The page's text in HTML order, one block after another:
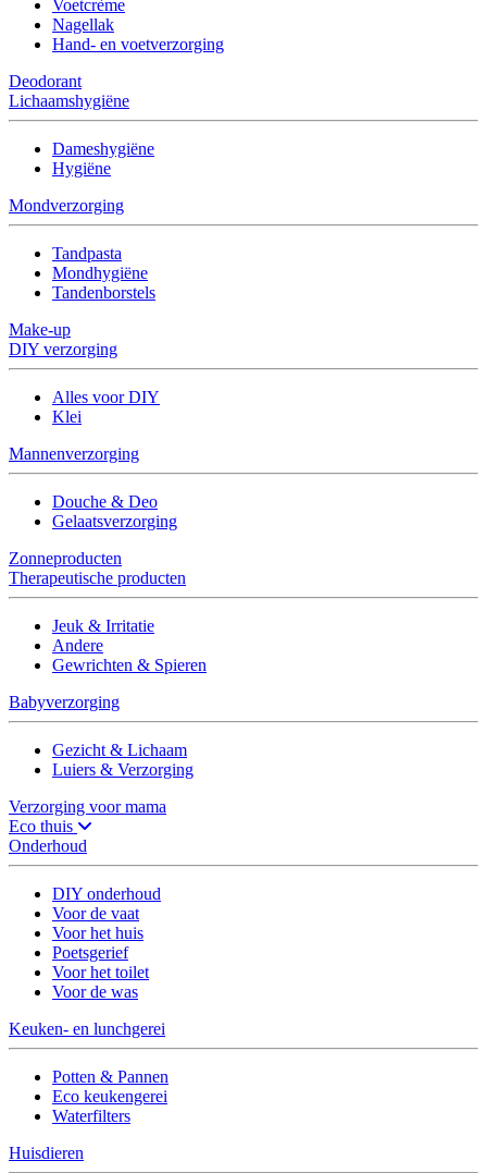
Voetcrème
Nagellak
Hand- en voetverzorging
Deodorant
Lichaamshygiëne
Dameshygiëne
Hygiëne
Mondverzorging
Tandpasta
Mondhygiëne
Tandenborstels
Make-up
DIY verzorging
Alles voor DIY
Klei
Mannenverzorging
Douche & Deo
Gelaatsverzorging
Zonneproducten
Therapeutische producten
Jeuk & Irritatie
Andere
Gewrichten & Spieren
Babyverzorging
Gezicht & Lichaam
Luiers & Verzorging
Verzorging voor mama
Eco thuis
Onderhoud
DIY onderhoud
Voor de vaat
Voor het huis
Poetsgerief
Voor het toilet
Voor de was
Keuken- en lunchgerei
Potten & Pannen
Eco keukengerei
Waterfilters
Huisdieren